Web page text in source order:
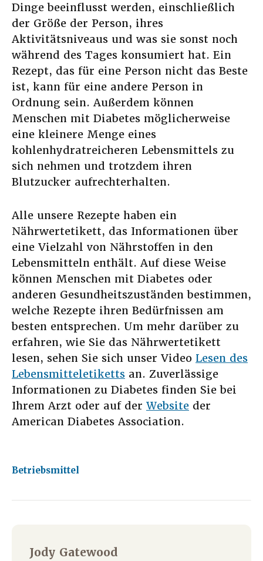
Dinge beeinflusst werden, einschließlich
der Größe der Person, ihres
Aktivitätsniveaus und was sie sonst noch
während des Tages konsumiert hat. Ein
Rezept, das für eine Person nicht das Beste
ist, kann für eine andere Person in
Ordnung sein. Außerdem können
Menschen mit Diabetes möglicherweise
eine kleinere Menge eines
kohlenhydratreicheren Lebensmittels zu
sich nehmen und trotzdem ihren
Blutzucker aufrechterhalten.
Alle unsere Rezepte haben ein
Nährwertetikett, das Informationen über
eine Vielzahl von Nährstoffen in den
Lebensmitteln enthält. Auf diese Weise
können Menschen mit Diabetes oder
anderen Gesundheitszuständen bestimmen,
welche Rezepte ihren Bedürfnissen am
besten entsprechen. Um mehr darüber zu
erfahren, wie Sie das Nährwertetikett
lesen, sehen Sie sich unser Video Lesen des
Lebensmitteletiketts an. Zuverlässige
Informationen zu Diabetes finden Sie bei
Ihrem Arzt oder auf der Website der
American Diabetes Association.
Betriebsmittel
Jody Gatewood